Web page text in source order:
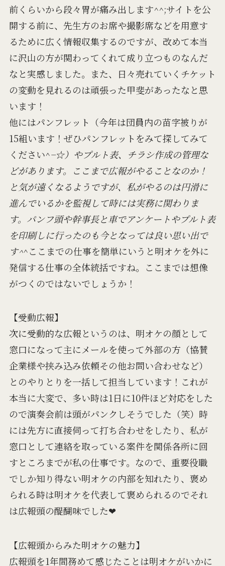
前くらいから段々胃が痛み出します^^;サイトを公
開する前に、先生方のお席や撮影席などを用意す
るために広く情報収集するのですが、改めて本当
に沢山の方が関わってくれて成り立つものなんだ
なと実感しました。また、日々売れていくチケット
の変動を見れるのは頑張った甲斐があったなと思
います！
他にはパンフレット（今年は団員内の苗字被りが
15組います！ぜひパンフレットをみて探してみて
ください^−☆）やプルト表、チラシ作成の管理な
どがあります。ここまで広報がやることなのか！
と気が遠くなるようですが、私がやるのは円滑に
進んでいるかを監視して時には実務に関わりま
す。パンフ頭や幹事長と車でアンケートやプルト表
を印刷しに行ったのも今となっては良い思い出で
す^^ここまでの仕事を簡単にいうと明オケを外に
発信する仕事の全体統括ですね。ここまでは想像
がつくのではないでしょうか！
【受動広報】
次に受動的な広報というのは、明オケの顔として
窓口になって主にメールを使って外部の方（協賛
企業様や挟み込み依頼その他お問い合わせなど）
とのやりとりを一括して担当しています！これが
本当に大変で、多い時は1日に10件ほど対応をした
ので演奏会前は頭がパンクしそうでした（笑）時
には先方に直接伺って打ち合わせをしたり、私が
窓口として連絡を取っている案件を関係各所に回
すところまでが私の仕事です。なので、重要役職
でしか知り得ない明オケの内部を知れたり、褒め
られる時は明オケを代表して褒められるのでそれ
は広報頭の醍醐味でした❤
【広報頭からみた明オケの魅力】
広報頭を1年間務めて感じたことは明オケがいかに